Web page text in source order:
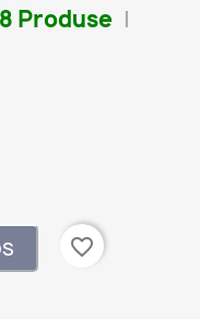
8 Produse
favorite_border